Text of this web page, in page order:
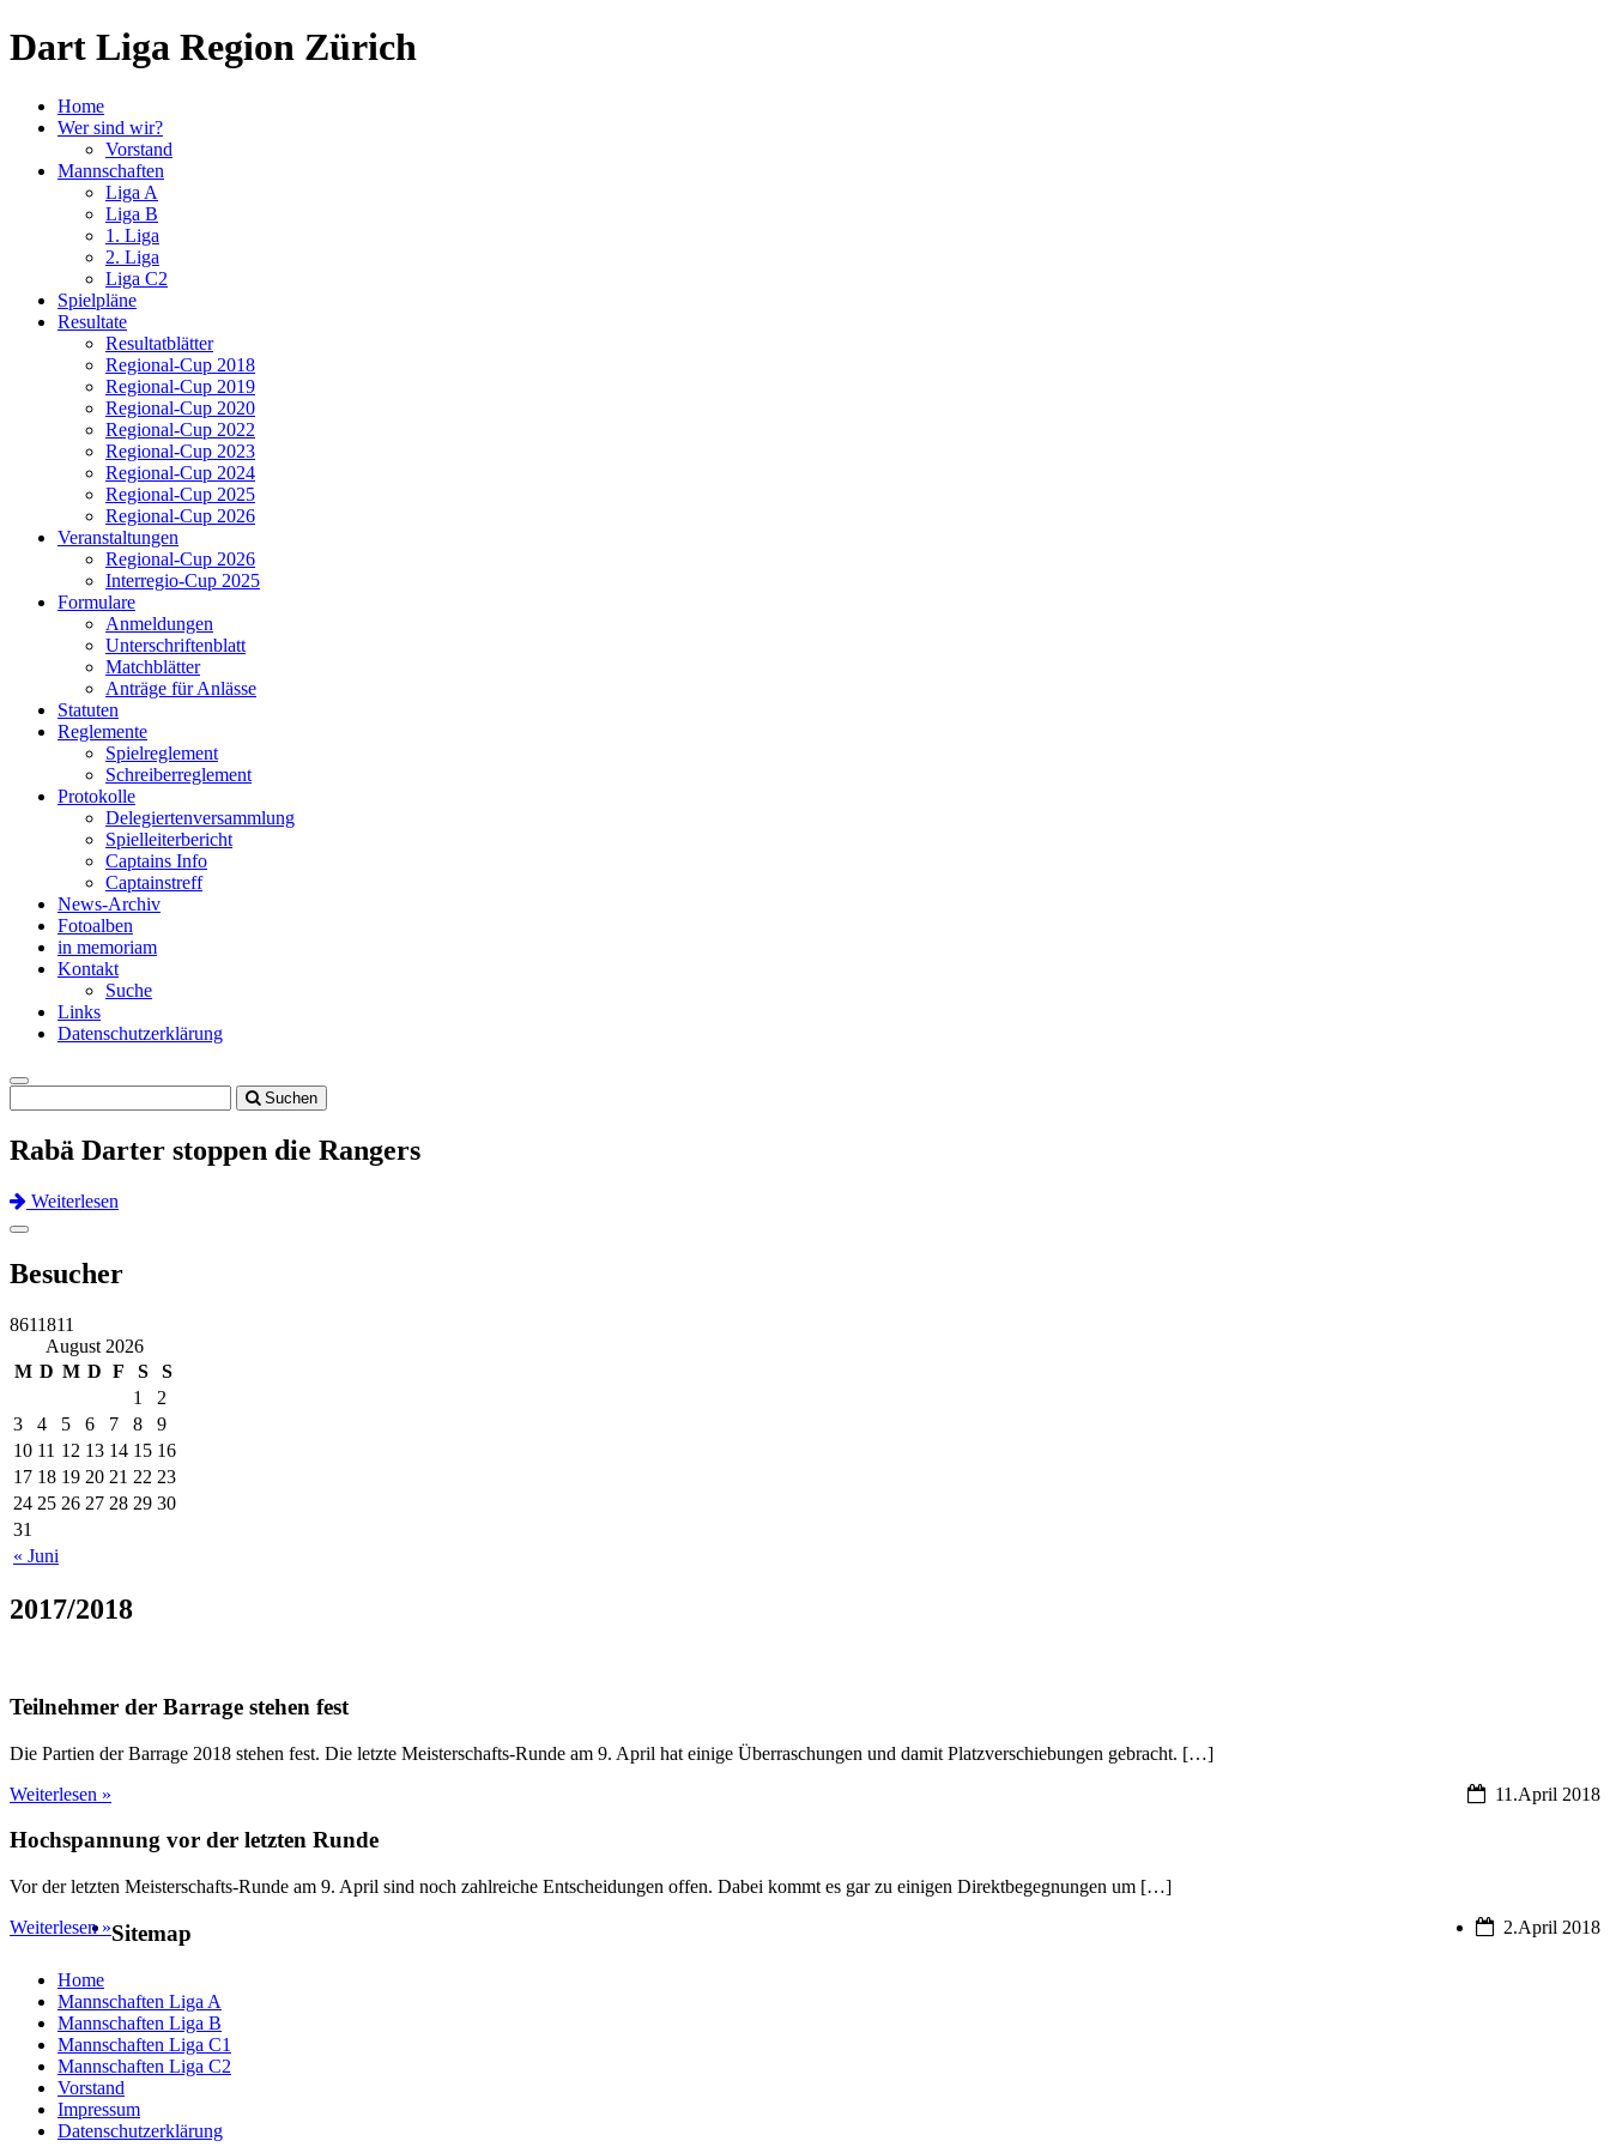
Dart Liga Region Zürich
Home
Wer sind wir?
Vorstand
Mannschaften
Liga A
Liga B
1. Liga
2. Liga
Liga C2
Spielpläne
Resultate
Resultatblätter
Regional-Cup 2018
Regional-Cup 2019
Regional-Cup 2020
Regional-Cup 2022
Regional-Cup 2023
Regional-Cup 2024
Regional-Cup 2025
Regional-Cup 2026
Veranstaltungen
Regional-Cup 2026
Interregio-Cup 2025
Formulare
Anmeldungen
Unterschriftenblatt
Matchblätter
Anträge für Anlässe
Statuten
Reglemente
Spielreglement
Schreiberreglement
Protokolle
Delegiertenversammlung
Spielleiterbericht
Captains Info
Captainstreff
News-Archiv
Fotoalben
in memoriam
Kontakt
Suche
Links
Datenschutzerklärung
Toggle
navigation
Suchen
Rabä Darter stoppen die Rangers
Weiterlesen
Previous
Next
Toggle
Besucher
8611811
August 2026
M D M D F S S
« Juni
1
2
3
4 5 6 7 8
9
10 11 12 13 14 15 16
17 18 19 20 21 22 23
24 25 26 27 28 29 30
31
2017/2018
Teilnehmer der Barrage stehen fest
Die Partien der Barrage 2018 stehen fest. Die letzte Meisterschafts-Runde am 9. April hat einige Überraschungen und damit Platzverschiebungen gebracht. […]
Weiterlesen »
11.April 2018
Hochspannung vor der letzten Runde
Vor der letzten Meisterschafts-Runde am 9. April sind noch zahlreiche Entscheidungen offen. Dabei kommt es gar zu einigen Direktbegegnungen um […]
Weiterlesen »
2.April 2018
Sitemap
Home
Mannschaften Liga A
Mannschaften Liga B
Mannschaften Liga C1
Mannschaften Liga C2
Vorstand
Impressum
Datenschutzerklärung